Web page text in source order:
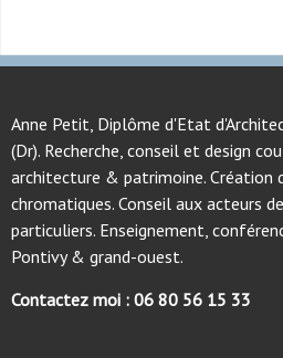
Anne Petit, Diplôme d'Etat
(Dr). Recherche, conseil et design
architecture & patrimoine. Création
chromatiques. Conseil aux acteurs
particuliers. Enseignement,
Pontivy & grand-ouest.
Contactez moi : 06 80 56 15 33